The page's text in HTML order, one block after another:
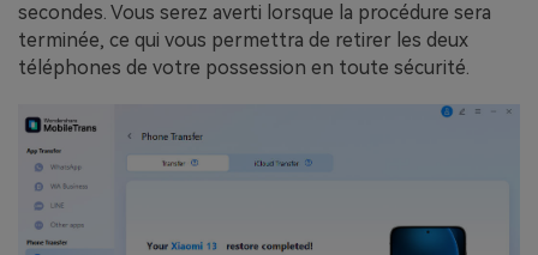
secondes. Vous serez averti lorsque la procédure sera
terminée, ce qui vous permettra de retirer les deux
téléphones de votre possession en toute sécurité.